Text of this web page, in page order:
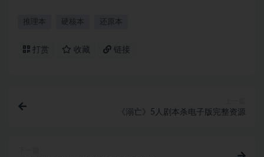
推理本 硬核本 还原本
打赏 收藏 链接
《溺亡》5人剧本杀电子版完整资源